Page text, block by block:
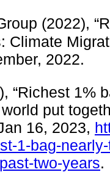
(2022),
Climate
2022.
“Richest 1%
put
16, 2023,
1-bag-
two-years.